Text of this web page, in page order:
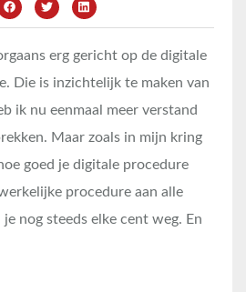
erg gericht op de digitale
Die is inzichtelijk te maken van
ik nu eenmaal meer verstand
Maar zoals in mijn kring
goed je digitale procedure
procedure aan alle
nog steeds elke cent weg. En